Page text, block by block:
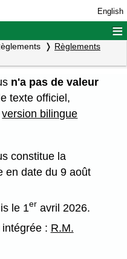
English
≡
Règlements
n'a pas de valeur
texte officiel,
version bilingue
constitue la
en date du 9 août
le 1er avril 2026.
: R.M.